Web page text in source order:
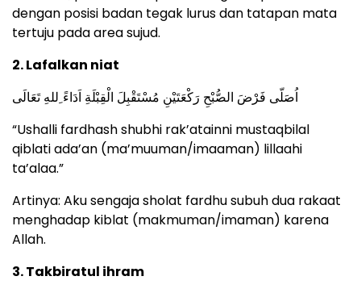
dengan posisi badan tegak lurus dan tatapan mata
tertuju pada area sujud.
2. Lafalkan niat
اُصَلّى فَرْضَ الصُّبْحِ رَكْعَتَيْنِ مُسْتَقْبِلَ الْقِبْلَةِ اَدَاءً ِللهِ تَعَالَى
“Ushalli fardhash shubhi rak’atainni mustaqbilal
qiblati ada’an (ma’muuman/imaaman) lillaahi
ta’alaa.”
Artinya: Aku sengaja sholat fardhu subuh dua rakaat
menghadap kiblat (makmuman/imaman) karena
Allah.
3. Takbiratul ihram